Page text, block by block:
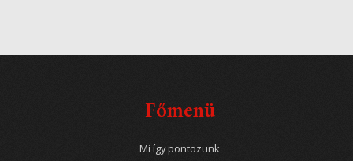
Főmenü
Mi így pontozunk